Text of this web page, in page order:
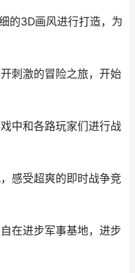
的3D画风进行打造，为
刺激的冒险之旅，开始
中和各路玩家们进行战
感受超爽的即时战争竞
在进步军事基地，进步